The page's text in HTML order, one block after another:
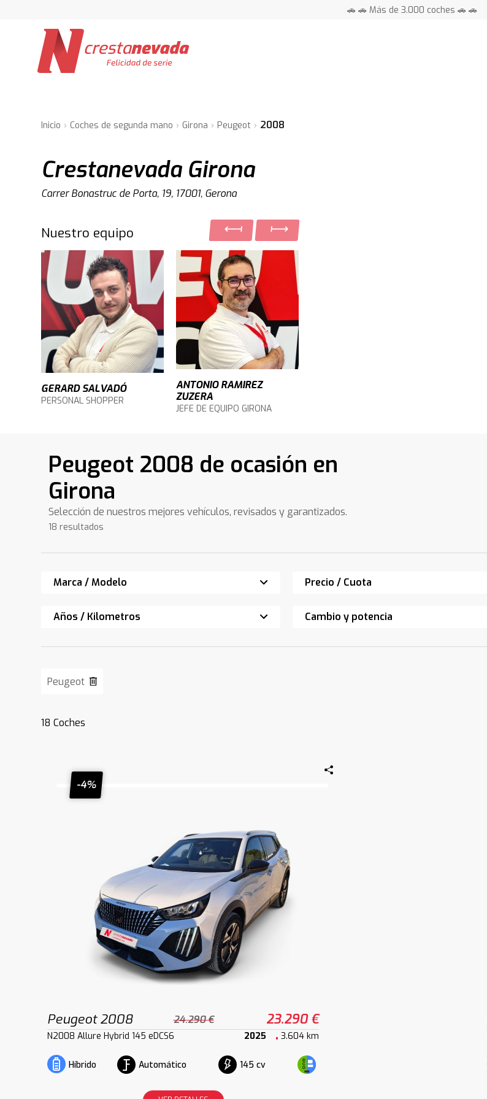
🚗 🚗 Más de 3.000 coches 🚗 🚗
Inicio Coches de segunda mano Girona Peugeot 2008
Crestanevada Girona
Carrer Bonastruc de Porta, 19, 17001, Gerona
Nuestro equipo
GERARD SALVADÓ
PERSONAL SHOPPER
ANTONIO RAMIREZ
ZUZERA
JEFE DE EQUIPO GIRONA
Peugeot 2008 de ocasión en
Girona
Selección de nuestros mejores vehículos, revisados y garantizados.
18 resultados
Marca / Modelo Precio / Cuota
Años / Kilometros Cambio y potencia
Peugeot
18 Coches
-4%
Peugeot 2008 24.290 € 23.290 €
N2008 Allure Hybrid 145 eDCS6 2025 3.604 km
Híbrido Automático 145 cv